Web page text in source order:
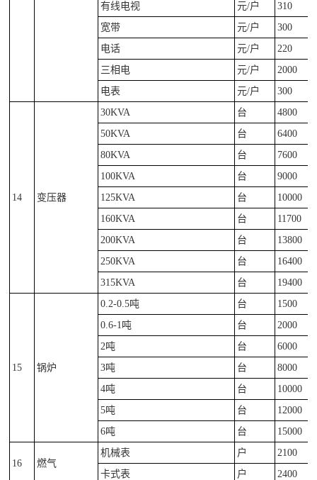
有线电视
元/户
310
宽带
元/户
300
电话
元/户
220
三相电
元/户
2000
电表
元/户 300
14 变压器
30KVA 台
4800
50KVA
台
6400
80KVA
台
7600
100KVA
台
9000
125KVA
台
10000
160KVA
台
11700
200KVA
台
13800
250KVA
台
16400
315KVA
台 19400
15 锅炉
0.2-0.5吨 台
1500
0.6-1吨
台
2000
2吨
台
6000
3吨
台
8000
4吨
台
10000
5吨
台
12000
6吨
台 15000
16 燃气
机械表 户
2100
卡式表
户 2400